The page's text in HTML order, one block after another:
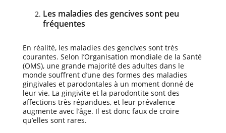
Les maladies des gencives sont peu
fréquentes
En réalité, les maladies des gencives sont très
courantes. Selon l’Organisation mondiale de la Santé
(OMS), une grande majorité des adultes dans le
monde souffrent d’une des formes des maladies
gingivales et parodontales à un moment donné de
leur vie. La gingivite et la parodontite sont des
affections très répandues, et leur prévalence
augmente avec l’âge. Il est donc faux de croire
qu’elles sont rares.